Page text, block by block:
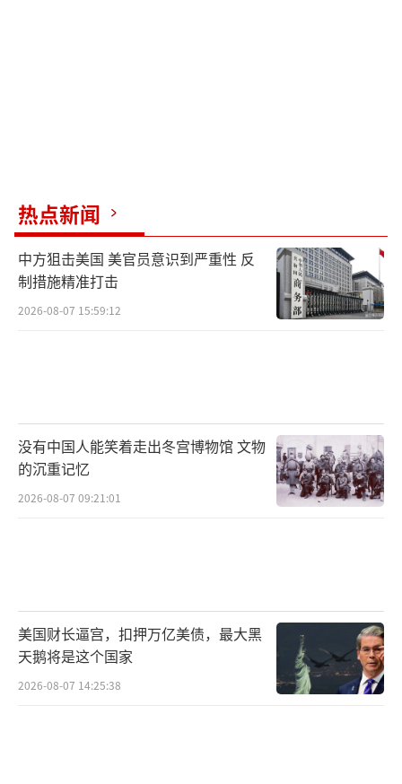
热点新闻
中方狙击美国 美官员意识到严重性 反
制措施精准打击
2026-08-07 15:59:12
没有中国人能笑着走出冬宫博物馆 文物
的沉重记忆
2026-08-07 09:21:01
美国财长逼宫，扣押万亿美债，最大黑
天鹅将是这个国家
2026-08-07 14:25:38